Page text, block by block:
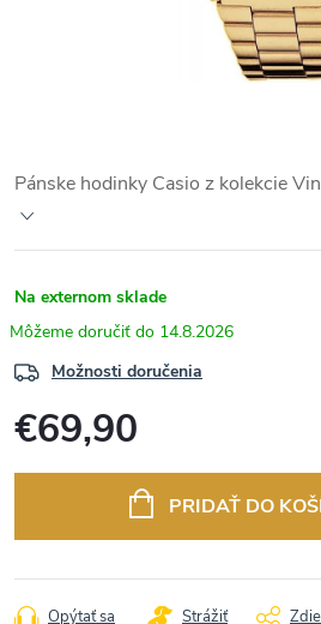
Pánske hodinky Casio z kolekcie
Na externom sklade
14.8.2026
Možnosti doručenia
€69,90
PRIDAŤ DO
Opýtať sa Strážiť